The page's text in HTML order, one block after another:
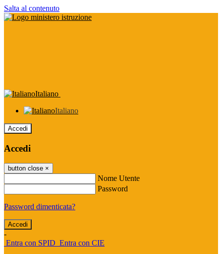
Salta al contenuto
Italiano
Italiano
Accedi
Accedi
button close ×
Nome Utente
Password
Password dimenticata?
-
Entra con SPID Entra con CIE